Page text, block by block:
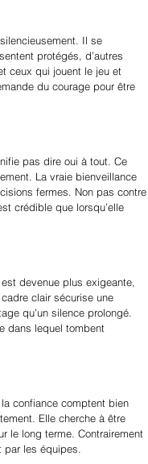
Il se
protégés, d’autres
ceux qui jouent le jeu et
du courage pour être
pas dire oui à tout. Ce
La vraie bienveillance
fermes. Non pas contre
crédible que lorsqu’elle
devenue plus exigeante,
clair sécurise une
qu’un silence prolongé.
dans lequel tombent
confiance comptent bien
Elle cherche à être
le long terme. Contrairement
par les équipes.